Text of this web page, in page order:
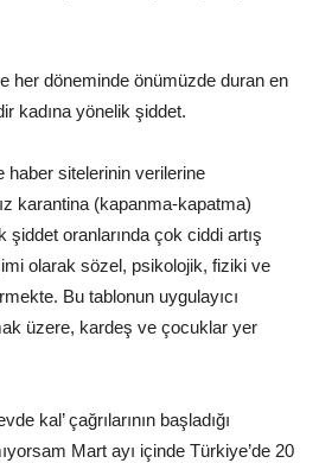
her döneminde önümüzde duran en
kadına yönelik şiddet.
haber sitelerinin verilerine
karantina (kapanma-kapatma)
şiddet oranlarında çok ciddi artış
olarak sözel, psikolojik, fiziki ve
Bu tablonun uygulayıcı
üzere, kardeş ve çocuklar yer
kal’ çağrılarının başladığı
Mart ayı içinde Türkiye’de 20